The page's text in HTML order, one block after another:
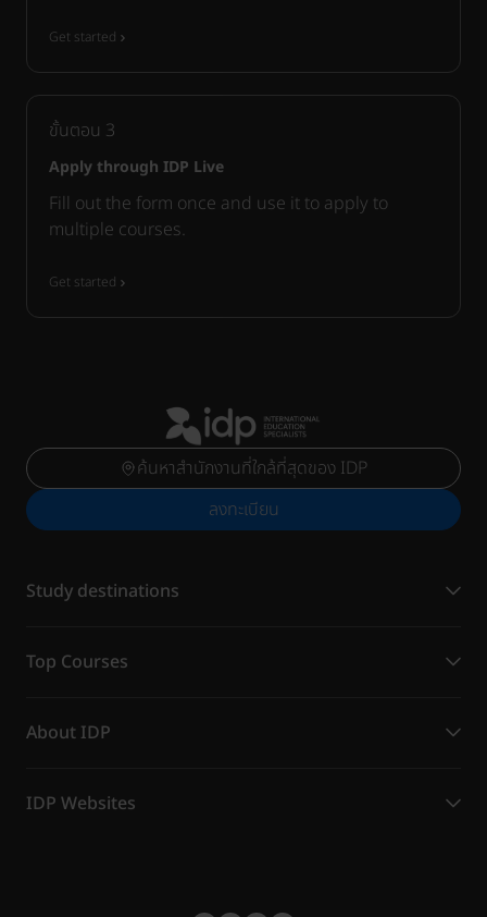
Get started
ขั้นตอน 3
Apply through IDP Live
Fill out the form once and use it to apply to
multiple courses.
Get started
ค้นหาสำนักงานที่ใกล้ที่สุดของ IDP
ลงทะเบียน
Study destinations
Top Courses
About IDP
IDP Websites